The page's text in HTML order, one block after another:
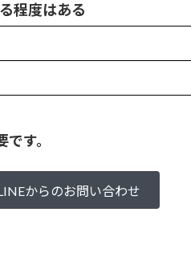
程度はある
す。
からのお問い合わせ